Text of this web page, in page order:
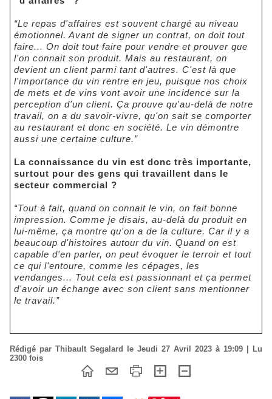
“Le repas d'affaires est souvent chargé au niveau
émotionnel. Avant de signer un contrat, on doit tout
faire... On doit tout faire pour vendre et prouver que
l'on connait son produit. Mais au restaurant, on
devient un client parmi tant d'autres. C'est là que
l'importance du vin rentre en jeu, puisque nos choix
de mets et de vins vont avoir une incidence sur la
perception d'un client. Ça prouve qu'au-delà de notre
travail, on a du savoir-vivre, qu'on sait se comporter
au restaurant et donc en société. Le vin démontre
aussi une certaine culture.”
La connaissance du vin est donc très importante,
surtout pour des gens qui travaillent dans le
secteur commercial ?
“Tout à fait, quand on connait le vin, on fait bonne
impression. Comme je disais, au-delà du produit en
lui-même, ça montre qu'on a de la culture. Car il y a
beaucoup d'histoires autour du vin. Quand on est
capable d'en parler, on peut évoquer le terroir et tout
ce qui l'entoure, comme les cépages, les
vendanges... Tout cela est passionnant et ça permet
d'avoir un échange avec son client sans mentionner
le travail.”
Rédigé par Thibault Segalard le Jeudi 27 Avril 2023 à 19:09 | Lu
2300 fois